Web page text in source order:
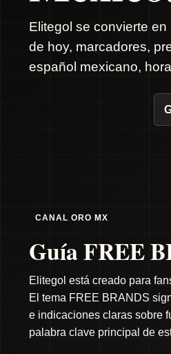
Elitegol se convierte
de hoy, marcadores,
español mexicano,
CANAL ORO MX
Guía FREE
Elitegol está creado para
El tema FREE BRANDS
e indicaciones claras sobre
palabra clave principal de